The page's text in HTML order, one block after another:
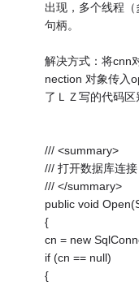
出现，多个线程
句柄。
解决方式：将cnn
nection 对象传入
了ＬＺ写的代码区
/// <summary>
/// 打开数据库连接
/// </summary>
public void
{
cn = new
if (cn == null)
{